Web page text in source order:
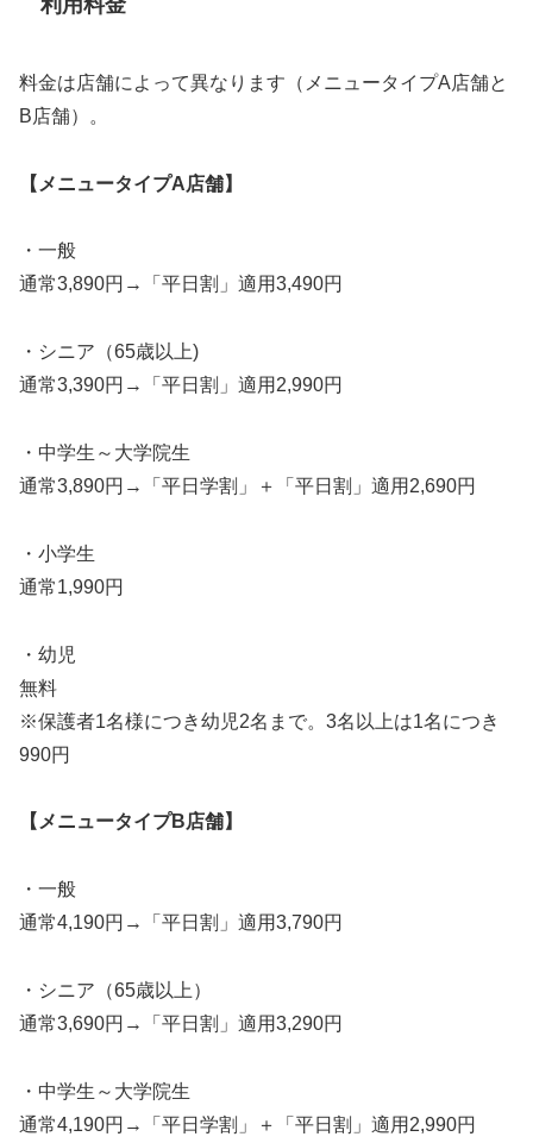
料金は店舗によって異なります（メニュータイプA店舗と
B店舗）。
【メニュータイプA店舗】
・一般
通常3,890円→「平日割」適用3,490円
・シニア（65歳以上)
通常3,390円→「平日割」適用2,990円
・中学生～大学院生
通常3,890円→「平日学割」＋「平日割」適用2,690円
・小学生
通常1,990円
・幼児
無料
※保護者1名様につき幼児2名まで。3名以上は1名につき
990円
【メニュータイプB店舗】
・一般
通常4,190円→「平日割」適用3,790円
・シニア（65歳以上）
通常3,690円→「平日割」適用3,290円
・中学生～大学院生
通常4,190円→「平日学割」＋「平日割」適用2,990円